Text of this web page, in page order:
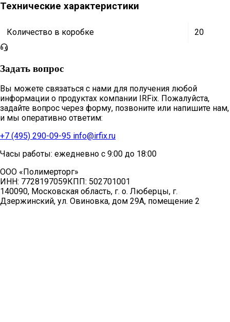
Технические характеристики
Количество в коробке 20
Задать вопрос
Вы можете связаться с нами для получения любой
информации о продуктах компании IRFix. Пожалуйста,
задайте вопрос через форму, позвоните или напишите нам,
и мы оперативно ответим:
+7 (495) 290-09-95 info@irfix.ru
Часы работы: ежедневно с 9:00 до 18:00
ООО «Полимерторг»
ИНН: 7728197059КПП: 502701001
140090, Московская область, г. о. Люберцы, г.
Дзержинский, ул. Овиновка, дом 29А, помещение 2